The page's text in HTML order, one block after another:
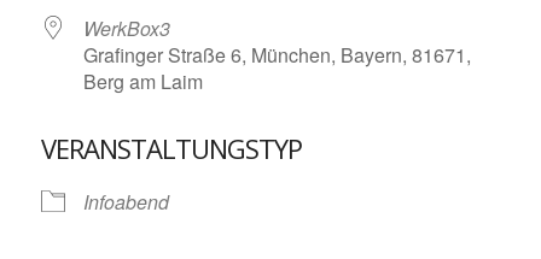
WerkBox3
Grafinger Straße 6, München, Bayern, 81671,
Berg am Laim
VERANSTALTUNGSTYP
Infoabend